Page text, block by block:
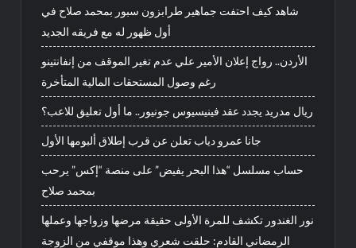
شاهد كيف احتفت جماهير طرابزون سبور بمحمد صلاح في
أول ظهور له مع فريقه الجديد
الأردن.. رواج إعلان الأمير علي عدم تغير الموقف من إنفانتينو
رغم وصول المستحقات المالية المتأخرة
ريال مدريد يجدد عقد فينيسيوس جونيور.. ما أول تعليق للاعب؟
جانا عمرو دياب تعلن عن قرب إطلاق ألبومها الأول
حساب مسلسل “هذا البحر يفيض” على منصة “إكس” يرحب
بمحمد صلاح
نور الغندور تكشف للمرة الأولى حقيقة مرضها وزواجها وعملها
الرمضاني القادم: حلقت شعري وهذا موقفي من الزوجة